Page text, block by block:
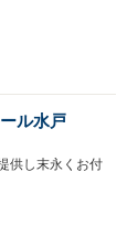
ル水戸
供し末永くお付